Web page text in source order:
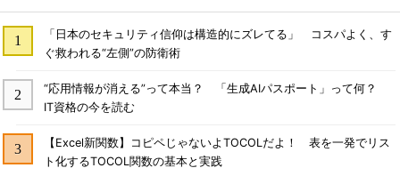
「日本のセキュリティ信仰は構造的にズレてる」 コスパよく、す
ぐ救われる“左側”の防衛術
“応用情報が消える”って本当？ 「生成AIパスポート」って何？
IT資格の今を読む
【Excel新関数】コピペじゃないよTOCOLだよ！ 表を一発でリス
ト化するTOCOL関数の基本と実践